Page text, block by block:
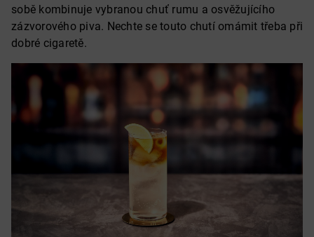
sobě kombinuje vybranou chuť rumu a osvěžujícího
zázvorového piva. Nechte se touto chutí omámit třeba při
dobré cigaretě.